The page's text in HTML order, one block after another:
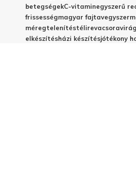
betegségekC-vitaminegyszerű
frissességmagyar fajta
méregtelenítéstélirevacsora
elkészítésházi készítésjótékony